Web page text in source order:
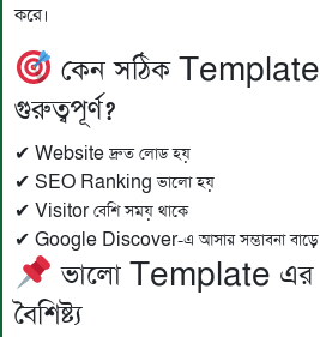
করে।
কেন সঠিক Template
গুরুত্বপূর্ণ?
✔ Website দ্রুত লোড হয়
✔ SEO Ranking ভালো হয়
✔ Visitor বেশি সময় থাকে
✔ Google Discover-এ আসার সম্ভাবনা বাড়ে
ভালো Template এর
বৈশিষ্ট্য